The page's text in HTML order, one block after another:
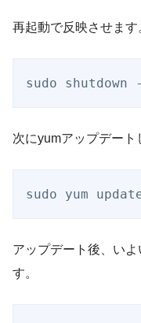
再起動で反映させます
sudo shutdown
次にyumアップデート
sudo yum
アップデート後、い
す。